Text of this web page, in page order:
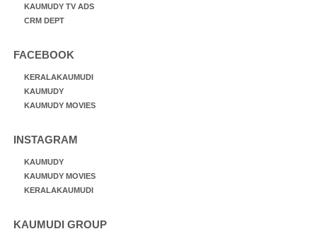
KAUMUDY TV ADS
CRM DEPT
FACEBOOK
KERALAKAUMUDI
KAUMUDY
KAUMUDY MOVIES
INSTAGRAM
KAUMUDY
KAUMUDY MOVIES
KERALAKAUMUDI
KAUMUDI GROUP